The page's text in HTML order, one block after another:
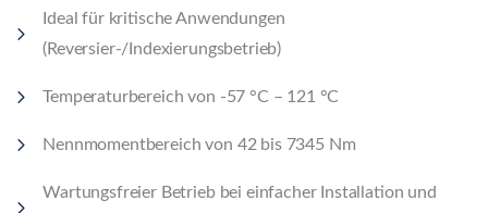
Ideal für kritische Anwendungen
(Reversier-/Indexierungsbetrieb)
Temperaturbereich von -57 °C – 121 °C
Nennmomentbereich von 42 bis 7345 Nm
Wartungsfreier Betrieb bei einfacher Installation und